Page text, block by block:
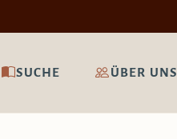
SUCHE ÜBER UNS